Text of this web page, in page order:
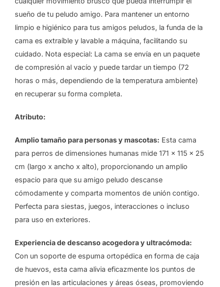
sueño de tu peludo amigo. Para mantener un entorno
limpio e higiénico para tus amigos peludos, la funda de la
cama es extraíble y lavable a máquina, facilitando su
cuidado. Nota especial: La cama se envía en un paquete
de compresión al vacío y puede tardar un tiempo (72
horas o más, dependiendo de la temperatura ambiente)
en recuperar su forma completa.
Atributo:
Amplio tamaño para personas y mascotas: Esta cama
para perros de dimensiones humanas mide 171 x 115 x 25
cm (largo x ancho x alto), proporcionando un amplio
espacio para que su amigo peludo descanse
cómodamente y comparta momentos de unión contigo.
Perfecta para siestas, juegos, interacciones o incluso
para uso en exteriores.
Experiencia de descanso acogedora y ultracómoda:
Con un soporte de espuma ortopédica en forma de caja
de huevos, esta cama alivia eficazmente los puntos de
presión en las articulaciones y áreas óseas, promoviendo